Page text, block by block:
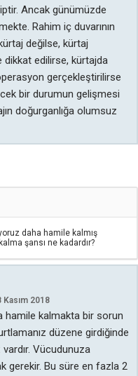
Ancak günümüzde
Rahim iç duvarının
değilse, kürtaj
dikkat edilirse, kürtajda
gerçekleştirilirse
bir durumun gelişmesi
doğurganlığa olumsuz
daha hamile kalmış
şansı ne kadardır?
Kasım 2018
hamile kalmakta bir sorun
düzene girdiğinde
Vücudunuza
gerekir. Bu süre en fazla 2